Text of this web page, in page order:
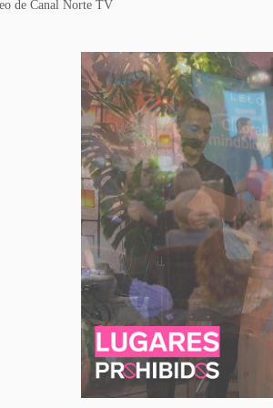
de Canal Norte TV